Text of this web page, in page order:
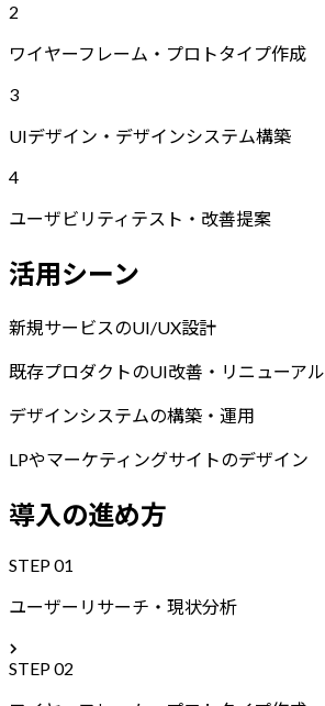
2
ワイヤーフレーム・プロトタイプ作成
3
UIデザイン・デザインシステム構築
4
ユーザビリティテスト・改善提案
活用シーン
新規サービスのUI/UX設計
既存プロダクトのUI改善・リニューアル
デザインシステムの構築・運用
LPやマーケティングサイトのデザイン
導入の進め方
STEP01
ユーザーリサーチ・現状分析
STEP02